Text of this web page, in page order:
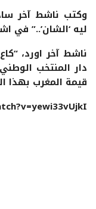
وكتب ناشط آخر
ليه ‘الشان’..” في
ناشط آخر اورد،
دار المنتخب
قيمة المغرب بهذا